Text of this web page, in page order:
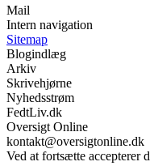
Mail
Intern navigation
Sitemap
Blogindlæg
Arkiv
Skrivehjørne
Nyhedsstrøm
FedtLiv.dk
Oversigt Online
kontakt@oversigtonline.dk
Ved at fortsætte accepterer